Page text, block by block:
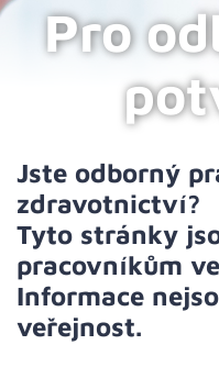
Pro
Jste odborný
zdravotnictví?
Tyto stránky
pracovníkům
Informace
veřejnost.